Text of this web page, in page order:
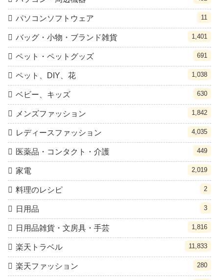
パソコンソフトウェア 11
バッグ・小物・ブランド雑貨 1,401
ペット・ペットグッズ 691
ペット、DIY、花 1,038
ベビー、キッズ 630
メンズファッション 1,842
レディースファッション 4,035
医薬品・コンタクト・介護 449
家電 2,019
料理のレシピ 2
日用品 3
日用品雑貨・文房具・手芸 1,816
楽天トラベル 11,833
楽天ファッション 280